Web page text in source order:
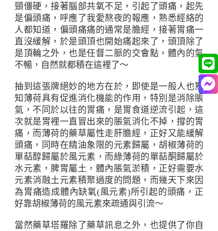
頸僵硬，接著腦部共氧不足，引起了頭痛，起先
是偏頭痛，呼應了我愛熬夜的報應，熟悉經絡的
人都知道，偏頭痛痛的通常是膽經，接著胃痛一
直沒緩解，於是頭頂也開始痛起來了，頭頂除了
是頂輪之外，也是任督二脈的交會點，體內的氣
不暢，自然就都積在這裡了～
抽到這張牌絕妙的地方在於，即使是一般人也熟
知薄荷具有促進消化機能的作用，特別是消除脹
氣，不同於以往的胃痛，是胃食道逆流引起，這
次就是胃裡一直冒出來的脹氣消化不掉，撐的胃
痛，而薄荷的藥草屬性走肝膽經，正好又能緩解
頭痛，同時在精油象限的元素歸屬，胡椒薄荷的
單萜醇歸屬於風元素，而綠薄荷的單萜酮歸屬於
水元素，脾胃屬土，體內脹氣淤積，正好需要水
元素消融土元素積聚過度的問題，而幾天下來因
為胃痛造成體內缺氧(風元素)所引起的頭痛，正
好靠胡椒薄荷的風元素來疏通與引流～
當然藥草塔羅除了藥草訊息之外，也提供了你自